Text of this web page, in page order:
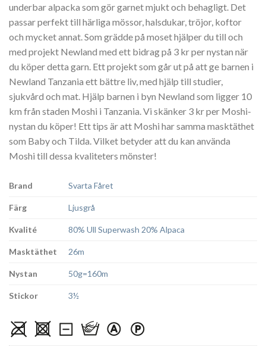
underbar alpacka som gör garnet mjukt och behagligt. Det
passar perfekt till härliga mössor, halsdukar, tröjor, koftor
och mycket annat. Som grädde på moset hjälper du till och
med projekt Newland med ett bidrag på 3 kr per nystan när
du köper detta garn. Ett projekt som går ut på att ge barnen i
Newland Tanzania ett bättre liv, med hjälp till studier,
sjukvård och mat. Hjälp barnen i byn Newland som ligger 10
km från staden Moshi i Tanzania. Vi skänker 3 kr per Moshi-
nystan du köper! Ett tips är att Moshi har samma masktäthet
som Baby och Tilda. Vilket betyder att du kan använda
Moshi till dessa kvaliteters mönster!
Brand Svarta Fåret
Färg Ljusgrå
Kvalité 80% Ull Superwash 20% Alpaca
Masktäthet 26m
Nystan 50g=160m
Stickor 3½